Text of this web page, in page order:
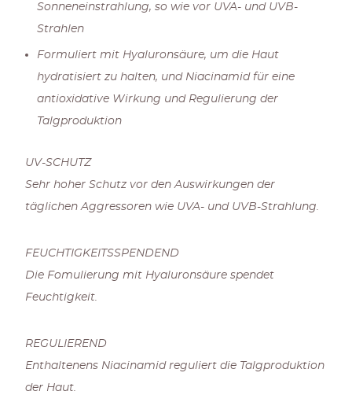
Sonneneinstrahlung, so wie vor UVA- und UVB-
Strahlen
Formuliert mit Hyaluronsäure, um die Haut
hydratisiert zu halten, und Niacinamid für eine
antioxidative Wirkung und Regulierung der
Talgproduktion
UV-SCHUTZ
Sehr hoher Schutz vor den Auswirkungen der
täglichen Aggressoren wie UVA- und UVB-Strahlung.
FEUCHTIGKEITSSPENDEND
Die Fomulierung mit Hyaluronsäure spendet
Feuchtigkeit.
REGULIEREND
Enthaltenens Niacinamid reguliert die Talgproduktion
der Haut.